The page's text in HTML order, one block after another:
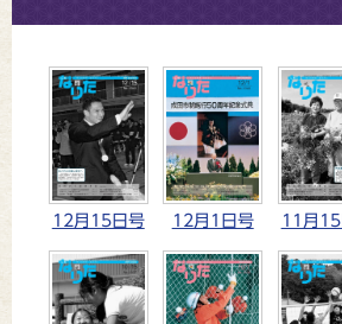
12月15日号 12月1日号 11月